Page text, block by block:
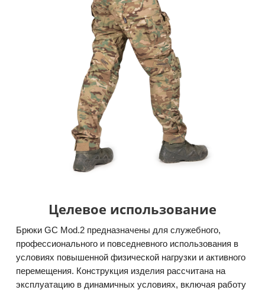
Целевое использование
Брюки GC Mod.2 предназначены для служебного,
профессионального и повседневного использования в
условиях повышенной физической нагрузки и активного
перемещения. Конструкция изделия рассчитана на
эксплуатацию в динамичных условиях, включая работу